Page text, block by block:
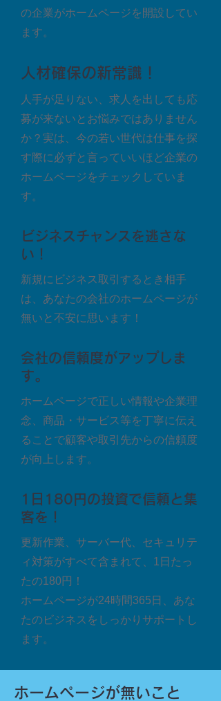
の企業がホームページを開設してい
ます。
人材確保の新常識！
人手が足りない、求人を出しても応
募が来ないとお悩みではありません
か？実は、今の若い世代は仕事を探
す際に必ずと言っていいほど企業の
ホームページをチェックしていま
す。
ビジネスチャンスを逃さな
い！
新規にビジネス取引するとき相手
は、あなたの会社のホームページが
無いと不安に思います！
会社の信頼度がアップしま
す。
ホームページで正しい情報や企業理
念、商品・サービス等を丁寧に伝え
ることで顧客や取引先からの信頼度
が向上します。
1日180円の投資で信頼と集
客を！
更新作業、サーバー代、セキュリテ
ィ対策がすべて含まれて、1日たっ
たの180円！
ホームページが24時間365日、あな
たのビジネスをしっかりサポートし
ます。
ホームページが無いこと